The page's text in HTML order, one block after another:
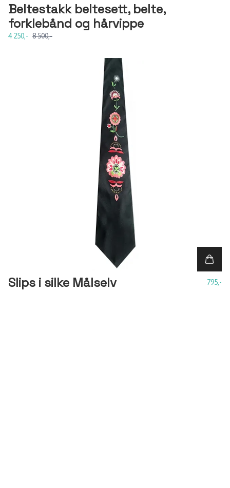
Beltestakk beltesett, belte,
forklebånd og hårvippe
4 250,- 8 500,-
Slips i silke Målselv 795,-